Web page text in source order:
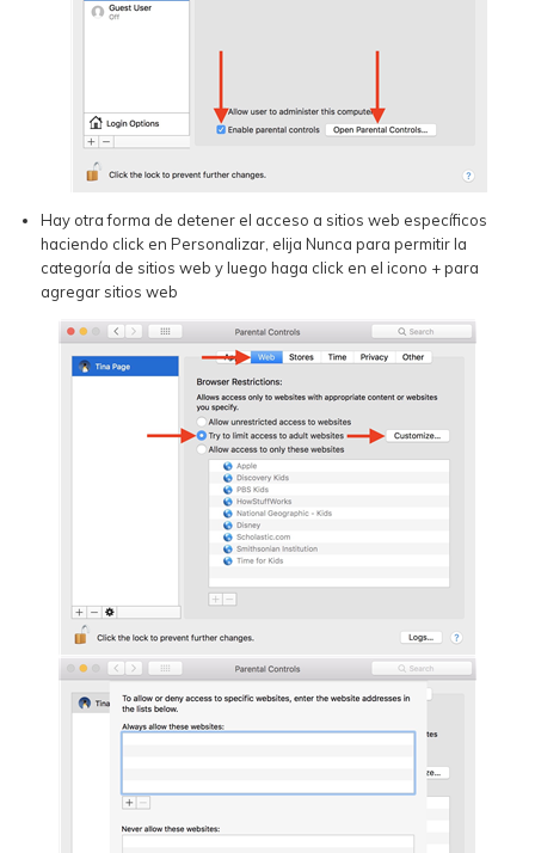
Hay otra forma de detener el acceso a sitios web específicos
haciendo click en Personalizar, elija Nunca para permitir la
categoría de sitios web y luego haga click en el icono + para
agregar sitios web